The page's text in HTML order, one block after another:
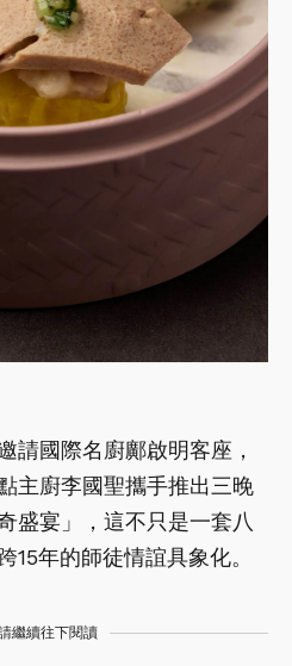
請國際名廚鄺啟明客座，
主廚李國聖攜手推出三晚
盛宴」，這不只是一套八
15年的師徒情誼具象化。
繼續往下閱讀